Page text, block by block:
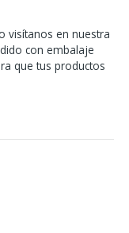
visítanos en nuestra
con embalaje
que tus productos